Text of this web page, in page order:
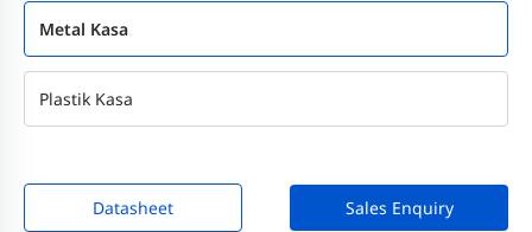
Metal Kasa
Plastik Kasa
Datasheet Sales Enquiry